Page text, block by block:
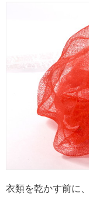
衣類を乾かす前に